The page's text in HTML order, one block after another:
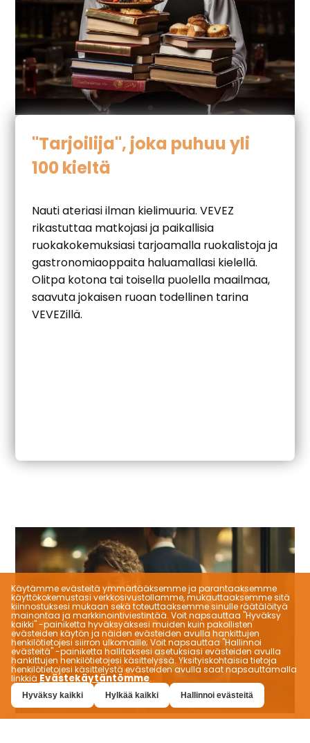
Käytämme evästeitä ymmärtääksemme ja parantaaksemme
käyttökokemustasi verkkosivustollamme, mukauttaaksemme sitä
kiinnostuksesi mukaan sekä toteuttaaksemme sinulle räätälöityä
mainontaa ja markkinointiviestintää. Voit napsauttaa "Hyväksy
kaikki" -painiketta hyväksyäksesi muiden kuin pakollisten
evästeiden käytön ja näiden evästeiden avulla hankittujen
henkilötietojesi siirron ulkomaille; Voit napsauttaa "Hallinnoi
evästeitä" -painiketta hallitaksesi asetuksiasi evästeiden avulla
hankittujen henkilötietojesi käsittelyssä. Yksityiskohtaisia ​​tietoja
henkilötietojesi käsittelystä evästeiden avulla saat napsauttamalla
linkkiä Evästekäytäntömme.
Hyväksy kaikki Hylkää kaikki Hallinnoi evästeitä
"Tarjoilija", joka puhuu yli
100 kieltä
Nauti ateriasi ilman kielimuuria. VEVEZ
rikastuttaa matkojasi ja paikallisia
ruokakokemuksiasi tarjoamalla ruokalistoja ja
gastronomiaoppaita haluamallasi kielellä.
Olitpa kotona tai toisella puolella maailmaa,
saavuta jokaisen ruoan todellinen tarina
VEVEZillä.